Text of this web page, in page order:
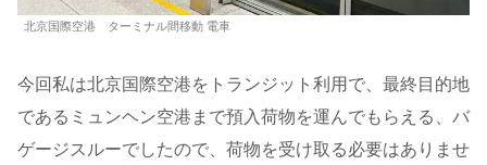
北京国際空港 ターミナル間移動 電車
今回私は北京国際空港をトランジット利用で、最終目的地
であるミュンヘン空港まで預入荷物を運んでもらえる、バ
ゲージスルーでしたので、荷物を受け取る必要はありませ